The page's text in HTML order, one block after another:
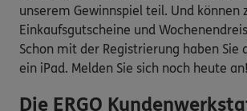
unserem Gewinnspiel teil. Und können
Einkaufsgutscheine und
Schon mit der Registrierung haben Sie
ein iPad. Melden Sie sich noch heute an!
Die ERGO